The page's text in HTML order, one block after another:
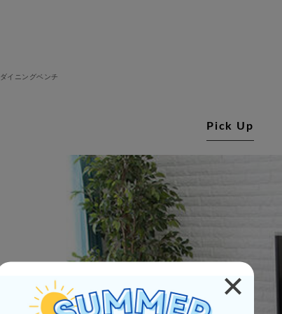
ダイニングベンチ
Pick Up